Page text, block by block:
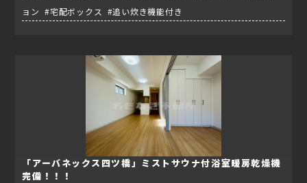
ョン #宅配ボックス #追い炊き機能付き
「アーバネックス四ツ橋」ミストサウナ付浴室暖房乾燥機
完備！！！